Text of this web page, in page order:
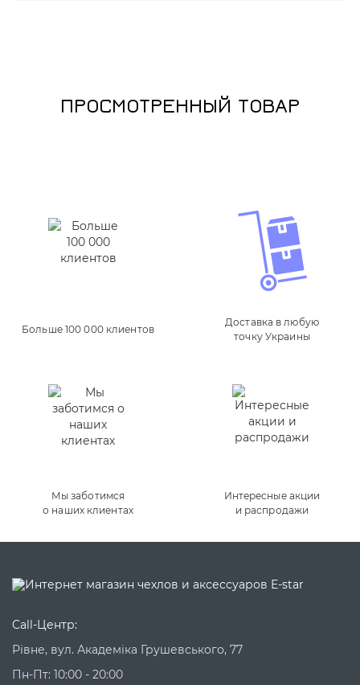
ПРОСМОТРЕННЫЙ ТОВАР
Больше 100 000 клиентов
Доставка в любую
точку Украины
Мы заботимся
о наших клиентах
Интересные акции
и распродажи
Call-Центр:
Рівне, вул. Академіка Грушевського, 77
Пн-Пт: 10:00 - 20:00